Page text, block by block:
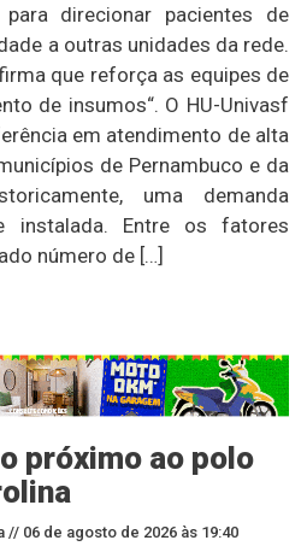
direcionar pacientes de
a outras unidades da rede.
que reforça as equipes de
de insumos“. O HU-Univasf
em atendimento de alta
de Pernambuco e da
uma demanda
instalada. Entre os fatores
número de […]
próximo ao polo
// 06 de agosto de 2026 às 19:40